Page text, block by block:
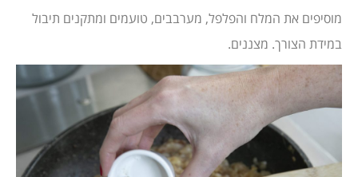
מוסיפים את המלח והפלפל, מערבבים, טועמים ומתקנים תיבול
במידת הצורך. מצננים.